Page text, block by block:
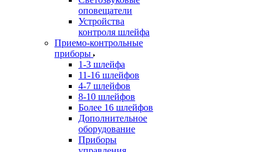
оповещатели
Устройства
контроля шлейфа
Приемо-контрольные
приборы
1-3 шлейфа
11-16 шлейфов
4-7 шлейфов
8-10 шлейфов
Более 16 шлейфов
Дополнительное
оборудование
Приборы